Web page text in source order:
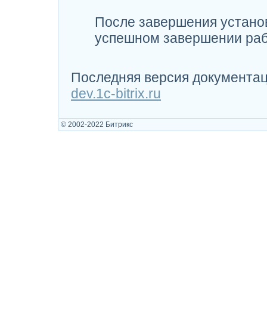
После завершения
успешном завершении
Последняя версия
dev.1c-bitrix.ru
© 2002-2022 Битрикс